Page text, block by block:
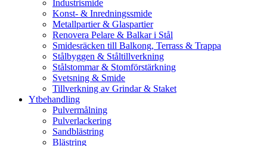
Industrismide
Konst- & Inredningssmide
Metallpartier & Glaspartier
Renovera Pelare & Balkar i Stål
Smidesräcken till Balkong, Terrass & Trappa
Stålbyggen & Ståltillverkning
Stålstommar & Stomförstärkning
Svetsning & Smide
Tillverkning av Grindar & Staket
Ytbehandling
Pulvermålning
Pulverlackering
Sandblästring
Blästring